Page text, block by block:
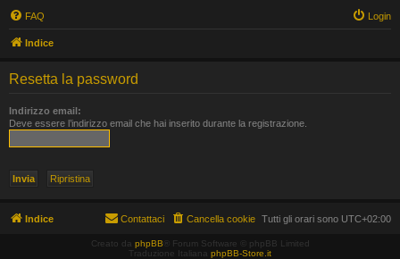
FAQ Login
Indice
Resetta la password
Indirizzo email:
Deve essere l’indirizzo email che hai inserito durante la registrazione.
Indice Tutti gli orari sono UTC+02:00
Cancella cookie
Contattaci
Creato da phpBB ® Forum Software © phpBB Limited
Traduzione Italiana phpBB-Store.it